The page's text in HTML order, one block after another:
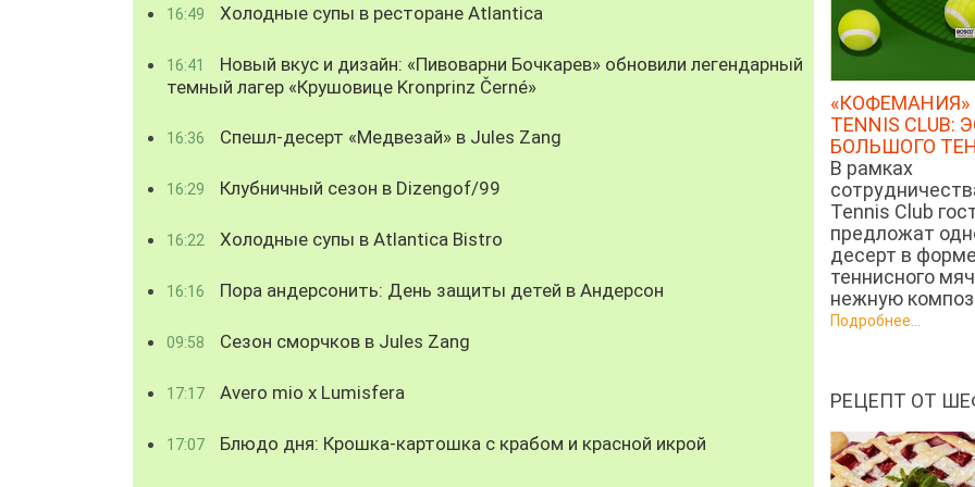
16:49 Холодные супы в ресторане Atlantica
16:41
Новый вкус и дизайн: «Пивоварни Бочкарев» обновили легендарный
темный лагер «Крушовице Kronprinz Černé»
16:36 Спешл-десерт «Медвезай» в Jules Zang
16:29 Клубничный сезон в Dizengof/99
16:22 Холодные супы в Atlantica Bistro
16:16 Пора андерсонить: День защиты детей в Андерсон
09:58 Сезон сморчков в Jules Zang
17:17 Avero mio x Lumisfera
17:07 Блюдо дня: Крошка-картошка с крабом и красной икрой
«КОФЕМАНИЯ»
TENNIS CLUB:
БОЛЬШОГО
В рамках
Tennis Club
предложат
десерт в форме
теннисного
нежную
Подробнее...
РЕЦЕПТ ОТ